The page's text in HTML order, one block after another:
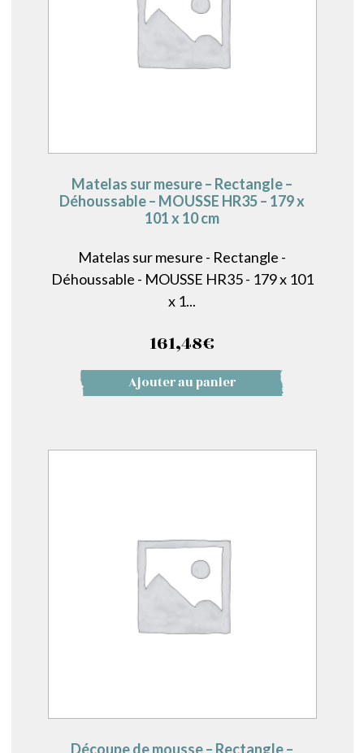
Matelas sur mesure – Rectangle –
Déhoussable – MOUSSE HR35 – 179 x
101 x 10 cm
Matelas sur mesure - Rectangle -
Déhoussable - MOUSSE HR35 - 179 x 101
x 1...
161,48€
Ajouter au panier
Découpe de mousse – Rectangle –